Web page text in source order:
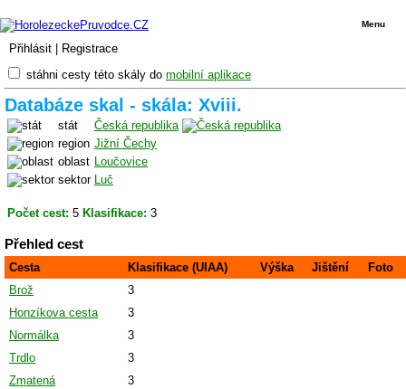
Přihlásit Registrace
Menu
stáhni cesty této skály do mobilní aplikace
Databáze skal - skála: Xviii.
stát
Česká republika
region Jižní Čechy
oblast Loučovice
sektor Luč
Počet cest: 5 Klasifikace: 3
Přehled cest
Cesta Klasifikace (UIAA) Výška Jištění
Foto
Brož
3
Honzíkova cesta
3
Normálka
3
Trdlo
3
Zmatená
3